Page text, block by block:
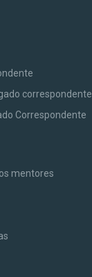
correspondente
Correspondente
mentores